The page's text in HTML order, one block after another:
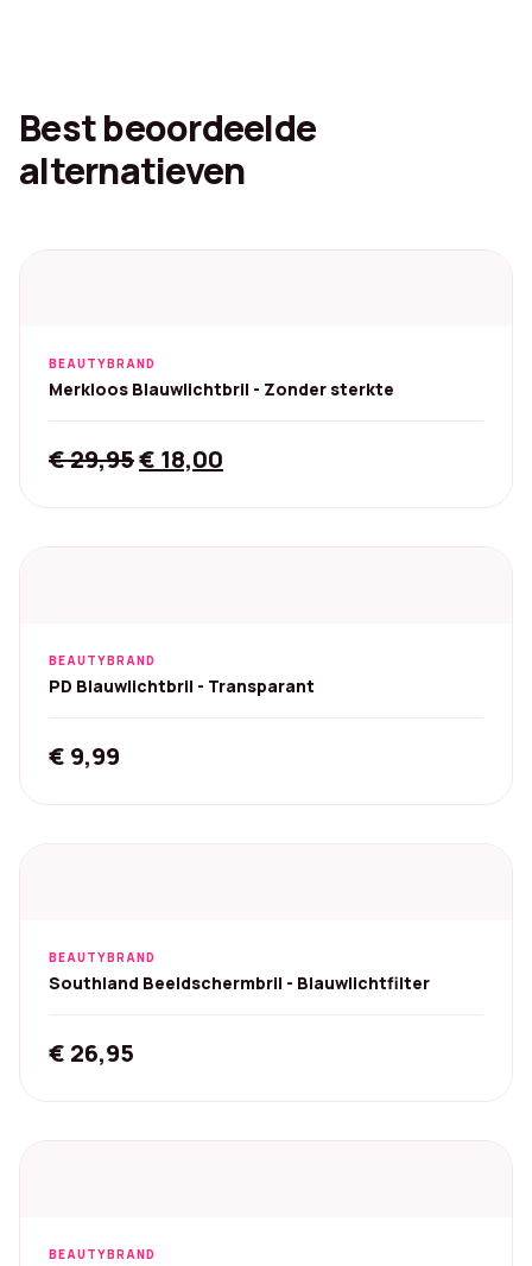
Best beoordeelde
alternatieven
BEAUTYBRAND
Merkloos Blauwlichtbril - Zonder sterkte
€29,95Original
€ 29,95.
€ 18,00
€ 18,00.
BEAUTYBRAND
PD Blauwlichtbril - Transparant
€ 9,99
BEAUTYBRAND
Southland Beeldschermbril - Blauwlichtfilter
€ 26,95
BEAUTYBRAND